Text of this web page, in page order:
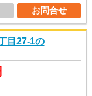
お問合せ
目27-1の